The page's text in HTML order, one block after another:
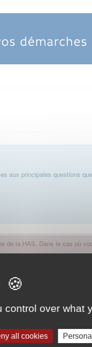
over what
all cookies
aux principales questions
la HAS. Dans le cas où
Mot de passe oublié ?